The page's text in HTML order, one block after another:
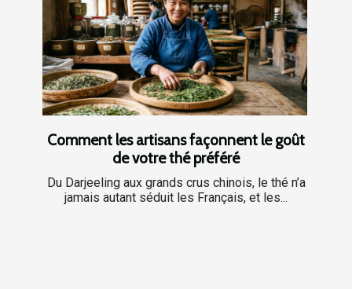
Comment les artisans façonnent le goût
de votre thé préféré
Du Darjeeling aux grands crus chinois, le thé n’a
jamais autant séduit les Français, et les...